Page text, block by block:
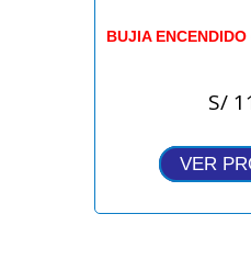
BUJIA
S/
VER